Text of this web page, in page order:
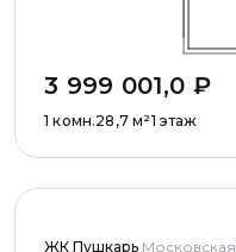
3 999 001,0 ₽
1 комн.28,7 м²1 этаж
ЖК Пушкарь Московская область, Городской округ Пушкинский, с. Тарасовка, мкр Пушкарь, дома № 1, 2, 3